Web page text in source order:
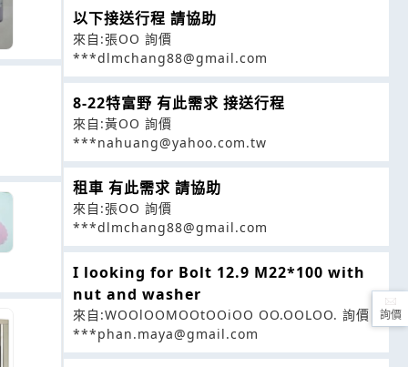
以下接送行程 請協助
來自:張OO 詢價
***dlmchang88@gmail.com
8-22特富野 有此需求 接送行程
來自:黃OO 詢價
***nahuang@yahoo.com.tw
租車 有此需求 請協助
來自:張OO 詢價
***dlmchang88@gmail.com
I looking for Bolt 12.9 M22*100 with
nut and washer
來自:WOOlOOMOOtOOiOO OO.OOLOO. 詢價
***phan.maya@gmail.com
詢價